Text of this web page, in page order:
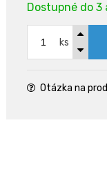
Dostupné do 3
ks
Otázka na